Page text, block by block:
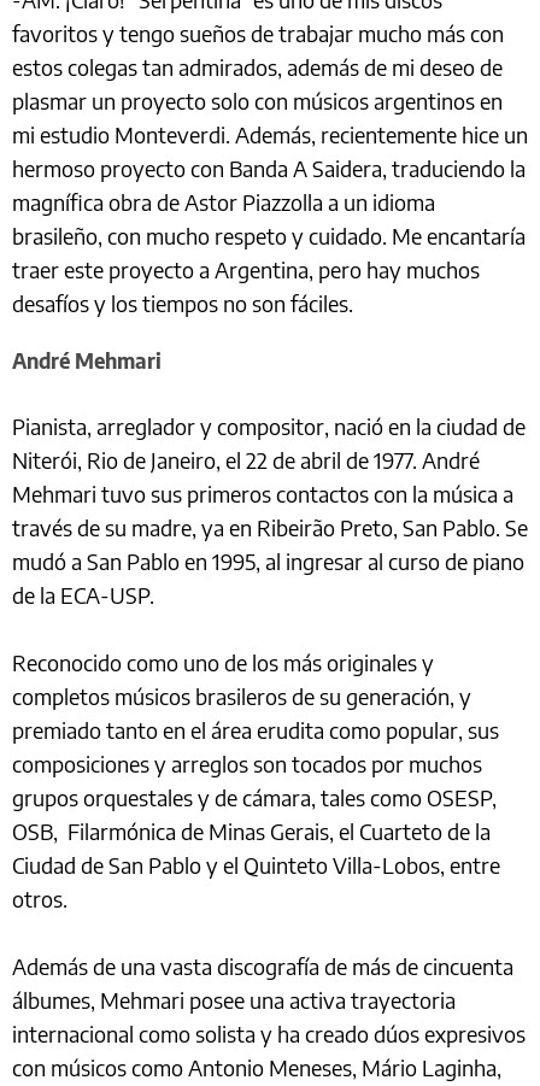
favoritos y tengo sueños de trabajar mucho más con
estos colegas tan admirados, además de mi deseo de
plasmar un proyecto solo con músicos argentinos en
mi estudio Monteverdi. Además, recientemente hice un
hermoso proyecto con Banda A Saidera, traduciendo la
magnífica obra de Astor Piazzolla a un idioma
brasileño, con mucho respeto y cuidado. Me encantaría
traer este proyecto a Argentina, pero hay muchos
desafíos y los tiempos no son fáciles.
André Mehmari
Pianista, arreglador y compositor, nació en la ciudad de
Niterói, Rio de Janeiro, el 22 de abril de 1977. André
Mehmari tuvo sus primeros contactos con la música a
través de su madre, ya en Ribeirão Preto, San Pablo. Se
mudó a San Pablo en 1995, al ingresar al curso de piano
de la ECA-USP.
Reconocido como uno de los más originales y
completos músicos brasileros de su generación, y
premiado tanto en el área erudita como popular, sus
composiciones y arreglos son tocados por muchos
grupos orquestales y de cámara, tales como OSESP,
OSB, Filarmónica de Minas Gerais, el Cuarteto de la
Ciudad de San Pablo y el Quinteto Villa-Lobos, entre
otros.
Además de una vasta discografía de más de cincuenta
álbumes, Mehmari posee una activa trayectoria
internacional como solista y ha creado dúos expresivos
con músicos como Antonio Meneses, Mário Laginha,